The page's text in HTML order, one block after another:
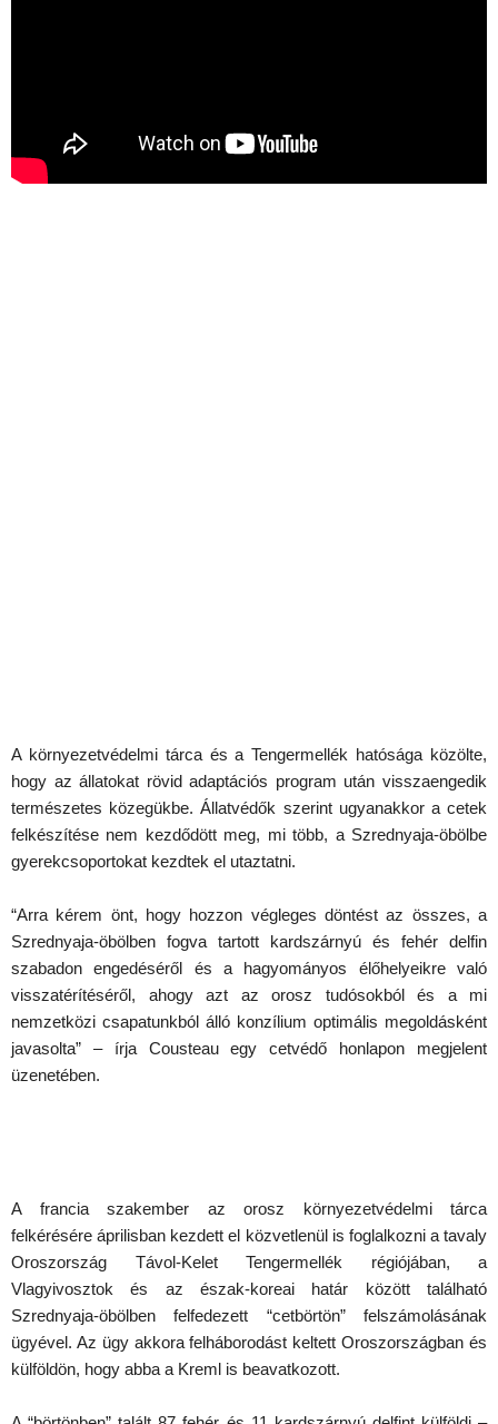
A környezetvédelmi tárca és a Tengermellék hatósága közölte,
hogy az állatokat rövid adaptációs program után visszaengedik
természetes közegükbe. Állatvédők szerint ugyanakkor a cetek
felkészítése nem kezdődött meg, mi több, a Szrednyaja-öbölbe
gyerekcsoportokat kezdtek el utaztatni.
“Arra kérem önt, hogy hozzon végleges döntést az összes, a
Szrednyaja-öbölben fogva tartott kardszárnyú és fehér delfin
szabadon engedéséről és a hagyományos élőhelyeikre való
visszatérítéséről, ahogy azt az orosz tudósokból és a mi
nemzetközi csapatunkból álló konzílium optimális megoldásként
javasolta” – írja Cousteau egy cetvédő honlapon megjelent
üzenetében.
A francia szakember az orosz környezetvédelmi tárca
felkérésére áprilisban kezdett el közvetlenül is foglalkozni a tavaly
Oroszország Távol-Kelet Tengermellék régiójában, a
Vlagyivosztok és az észak-koreai határ között található
Szrednyaja-öbölben felfedezett “cetbörtön” felszámolásának
ügyével. Az ügy akkora felháborodást keltett Oroszországban és
külföldön, hogy abba a Kreml is beavatkozott.